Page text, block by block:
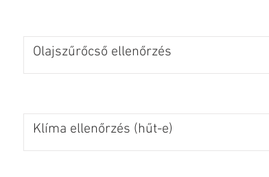
Olajszűrőcső ellenőrzés
Klíma ellenőrzés (hűt-e)